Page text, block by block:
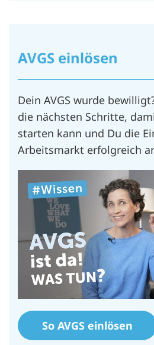
AVGS einlösen
Dein AVGS wurde
die nächsten Schritte,
starten kann und Du die
Arbeitsmarkt erfolgreich
So AVGS einlösen